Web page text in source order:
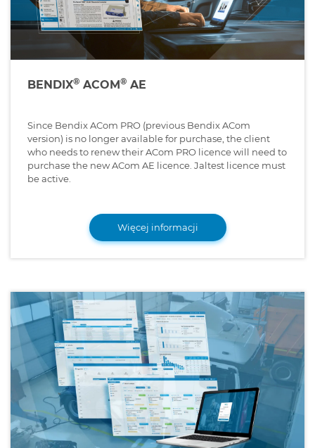
BENDIX® ACOM® AE
Since Bendix ACom PRO (previous Bendix ACom
version) is no longer available for purchase, the client
who needs to renew their ACom PRO licence will need to
purchase the new ACom AE licence. Jaltest licence must
be active.
Więcej informacji